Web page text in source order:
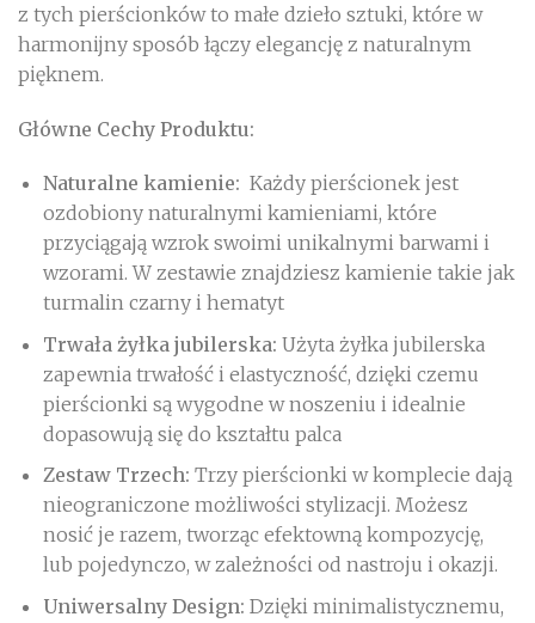
z tych pierścionków to małe dzieło sztuki, które w
harmonijny sposób łączy elegancję z naturalnym
pięknem.
Główne Cechy Produktu:
Naturalne kamienie: Każdy pierścionek jest
ozdobiony naturalnymi kamieniami, które
przyciągają wzrok swoimi unikalnymi barwami i
wzorami. W zestawie znajdziesz kamienie takie jak
turmalin czarny i hematyt
Trwała żyłka jubilerska: Użyta żyłka jubilerska
zapewnia trwałość i elastyczność, dzięki czemu
pierścionki są wygodne w noszeniu i idealnie
dopasowują się do kształtu palca
Zestaw Trzech: Trzy pierścionki w komplecie dają
nieograniczone możliwości stylizacji. Możesz
nosić je razem, tworząc efektowną kompozycję,
lub pojedynczo, w zależności od nastroju i okazji.
Uniwersalny Design: Dzięki minimalistycznemu,